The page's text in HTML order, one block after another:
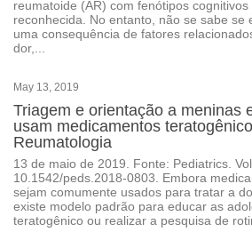
reumatoide (AR) com fenótipos
reconhecida. No entanto, não se sabe se
uma consequência de fatores
dor,...
May 13, 2019
Triagem e orientação a meninas
usam medicamentos
Reumatologia
13 de maio de 2019. Fonte: Pediatrics.
10.1542/peds.2018-0803. Embora
sejam comumente usados ​​para tratar a
existe modelo padrão para educar as
teratogênico ou realizar a pesquisa de